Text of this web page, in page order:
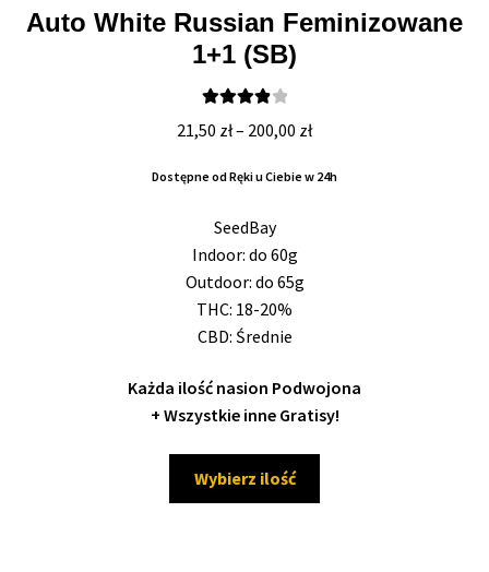
Auto White Russian Feminizowane
1+1 (SB)
4.00
21,50 zł– 200,00 złZakres
od
Dostępne od Ręki u Ciebie w 24h
SeedBay
Indoor: do 60g
Outdoor: do 65g
THC: 18-20%
CBD: Średnie
Każda ilość nasion Podwojona
+ Wszystkie inne Gratisy!
Wybierz ilość